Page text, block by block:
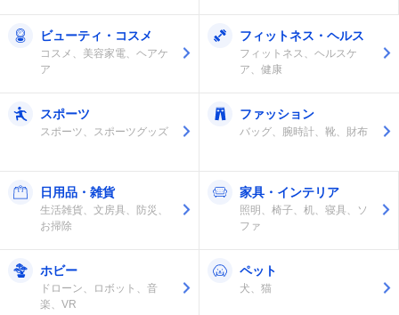
ビューティ・コスメ
コスメ、美容家電、ヘアケ
ア
フィットネス・ヘルス
フィットネス、ヘルスケ
ア、健康
スポーツ
スポーツ、スポーツグッズ
ファッション
バッグ、腕時計、靴、財布
日用品・雑貨
生活雑貨、文房具、防災、
お掃除
家具・インテリア
照明、椅子、机、寝具、ソ
ファ
ホビー
ドローン、ロボット、音
楽、VR
ペット
犬、猫